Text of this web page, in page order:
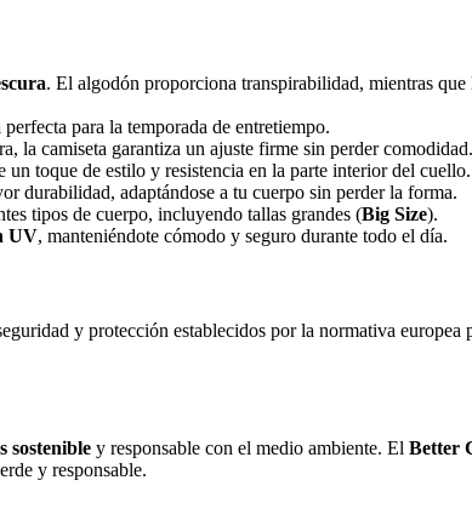
. El algodón proporciona transpirabilidad, mientras
perfecta para la temporada de entretiempo.
la camiseta garantiza un ajuste firme sin perder comodidad.
un toque de estilo y resistencia en la parte interior del cuello.
durabilidad, adaptándose a tu cuerpo sin perder la forma.
tipos de cuerpo, incluyendo tallas grandes (Big Size).
UV, manteniéndote cómodo y seguro durante todo el día.
y protección establecidos por la normativa
sostenible y responsable con el medio ambiente. El Better
y responsable.